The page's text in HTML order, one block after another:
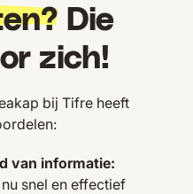
Die
zich!
bij Tifre heeft
van informatie:
snel en effectief